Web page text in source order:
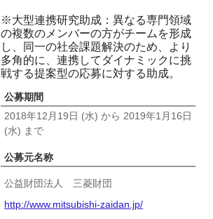
※大型連携研究助成：異なる専門領域
の複数のメンバーの方がチームを形成
し、同一の社会課題解決のため、より
多角的に、連携してダイナミックに挑
戦する提案型の応募に対する助成。
公募期間
2018年12月19日 (水) から 2019年1月16日
(水) まで
公募元名称
公益財団法人 三菱財団
http://www.mitsubishi-zaidan.jp/